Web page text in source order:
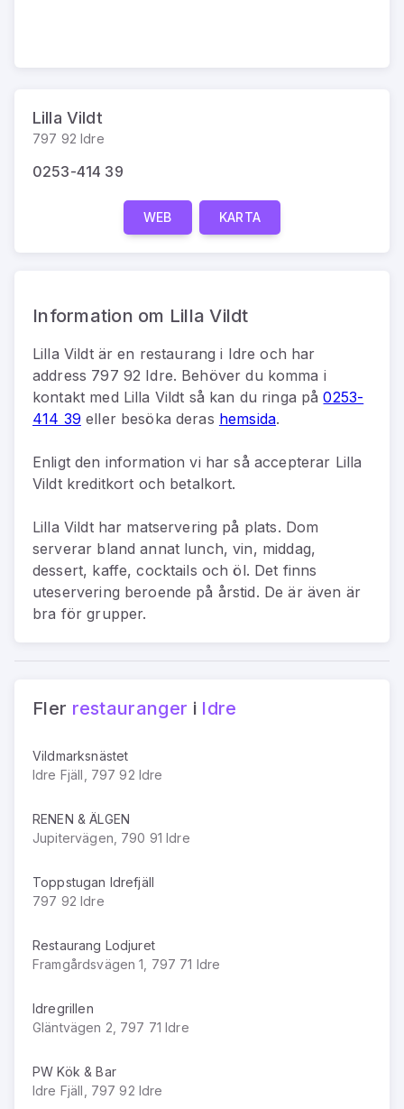
Lilla Vildt
797 92 Idre
0253-414 39
WEB KARTA
Information om Lilla Vildt
Lilla Vildtären restaurang i Idre och har
address 797 92 Idre. Behöver du komma i
kontakt med Lilla Vildt så kan du ringa på0253-
414 39 eller besöka deras hemsida.
Enligt den information vi har så accepterar Lilla
Vildt kreditkort och betalkort.
Lilla Vildt har matservering på plats. Dom
serverar bland annat lunch, vin, middag,
dessert, kaffe, cocktails och öl. Det finns
uteservering beroende på årstid. De är även är
bra för grupper.
Fler restauranger i Idre
Vildmarksnästet
Idre Fjäll, 797 92 Idre
RENEN & ÄLGEN
Jupitervägen, 790 91 Idre
Toppstugan Idrefjäll
797 92 Idre
Restaurang Lodjuret
Framgårdsvägen 1, 797 71 Idre
Idregrillen
Gläntvägen 2, 797 71 Idre
PW Kök & Bar
Idre Fjäll, 797 92 Idre